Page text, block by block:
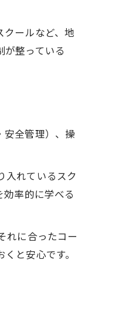
クールなど、地
整っている
安全管理）、操
入れているスク
率的に学べる
れに合ったコー
と安心です。